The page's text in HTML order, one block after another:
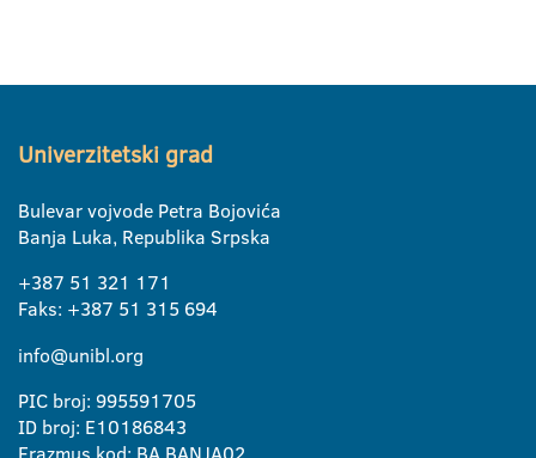
Univerzitetski grad
Bulevar vojvode Petra Bojovića
Banja Luka, Republika Srpska
+387 51 321 171
Faks: +387 51 315 694
info@unibl.org
PIC broj: 995591705
ID broj: E10186843